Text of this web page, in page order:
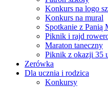
Konkurs na logo
Konkurs na mural
Spotkanie z Panią
Piknik i rajd
Maraton taneczny
Piknik z okazji 35
Zerówka
Dla ucznia i rodzica
Konkursy